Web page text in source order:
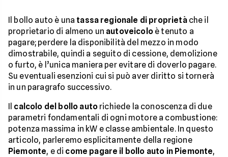
Il bollo auto è una tassa regionale di proprietàche il
proprietario di almeno un autoveicoloè tenuto a
pagare; perdere la disponibilità del mezzo in modo
dimostrabile, quindi a seguito di cessione, demolizione
o furto, è l’unica maniera per evitare di doverlo pagare.
Su eventuali esenzioni cui si può aver diritto si tornerà
in un paragrafo successivo.
Il calcolo del bollo auto richiede la conoscenza di due
parametri fondamentali di ogni motore a combustione:
potenza massima in kW e classe ambientale. In questo
articolo, parleremo esplicitamente della regione
Piemonte, e di come pagare il bollo auto in Piemonte,